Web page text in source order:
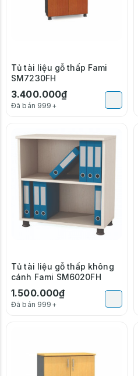
Tủ tài liệu gỗ thấp Fami
SM7230FH
3.400.000₫
Đã bán 999+
Tủ tài liệu gỗ thấp không
cánh Fami SM6020FH
1.500.000₫
Đã bán 999+